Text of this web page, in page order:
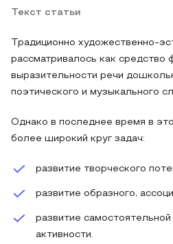
Текст статьи
Традиционно художественно-
рассматривалось как средство
выразительности речи
поэтического и музыкального
Однако в последнее время в
более широкий круг задач:
развитие творческого
развитие образного,
развитие
активности.